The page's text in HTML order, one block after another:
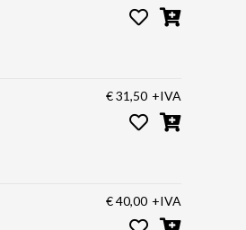
€ 31,50 +IVA
€ 40,00 +IVA